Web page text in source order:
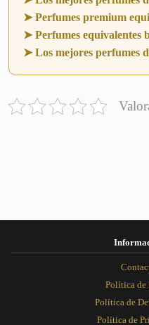
➤ Perfumes premium
➤ Perfumes equivalentes
➤ Los mejores perfumes
Política de
Política de
Política de